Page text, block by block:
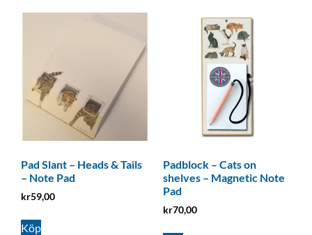
Pad Slant – Heads & Tails
– Note Pad
kr59,00
Köp
Padblock – Cats on
shelves – Magnetic Note
Pad
kr70,00